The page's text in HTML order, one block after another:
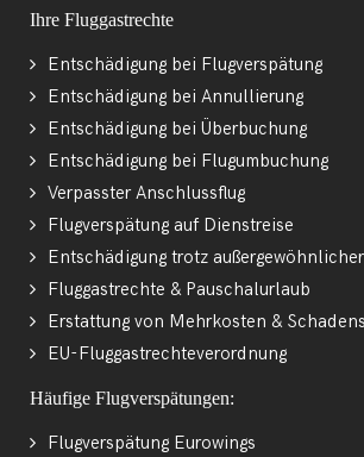
Ihre Fluggastrechte
Entschädigung bei Flugverspätung
Entschädigung bei Annullierung
Entschädigung bei Überbuchung
Entschädigung bei Flugumbuchung
Verpasster Anschlussflug
Flugverspätung auf Dienstreise
Entschädigung trotz
Fluggastrechte & Pauschalurlaub
Erstattung von Mehrkosten &
EU-Fluggastrechteverordnung
Häufige Flugverspätungen:
Flugverspätung Eurowings